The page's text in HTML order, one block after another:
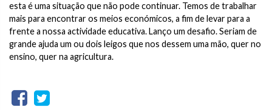
esta é uma situação que não pode continuar. Temos de trabalhar
mais para encontrar os meios económicos, a fim de levar para a
frente a nossa actividade educativa. Lanço um desafio. Seriam de
grande ajuda um ou dois leigos que nos dessem uma mão, quer no
ensino, quer na agricultura.